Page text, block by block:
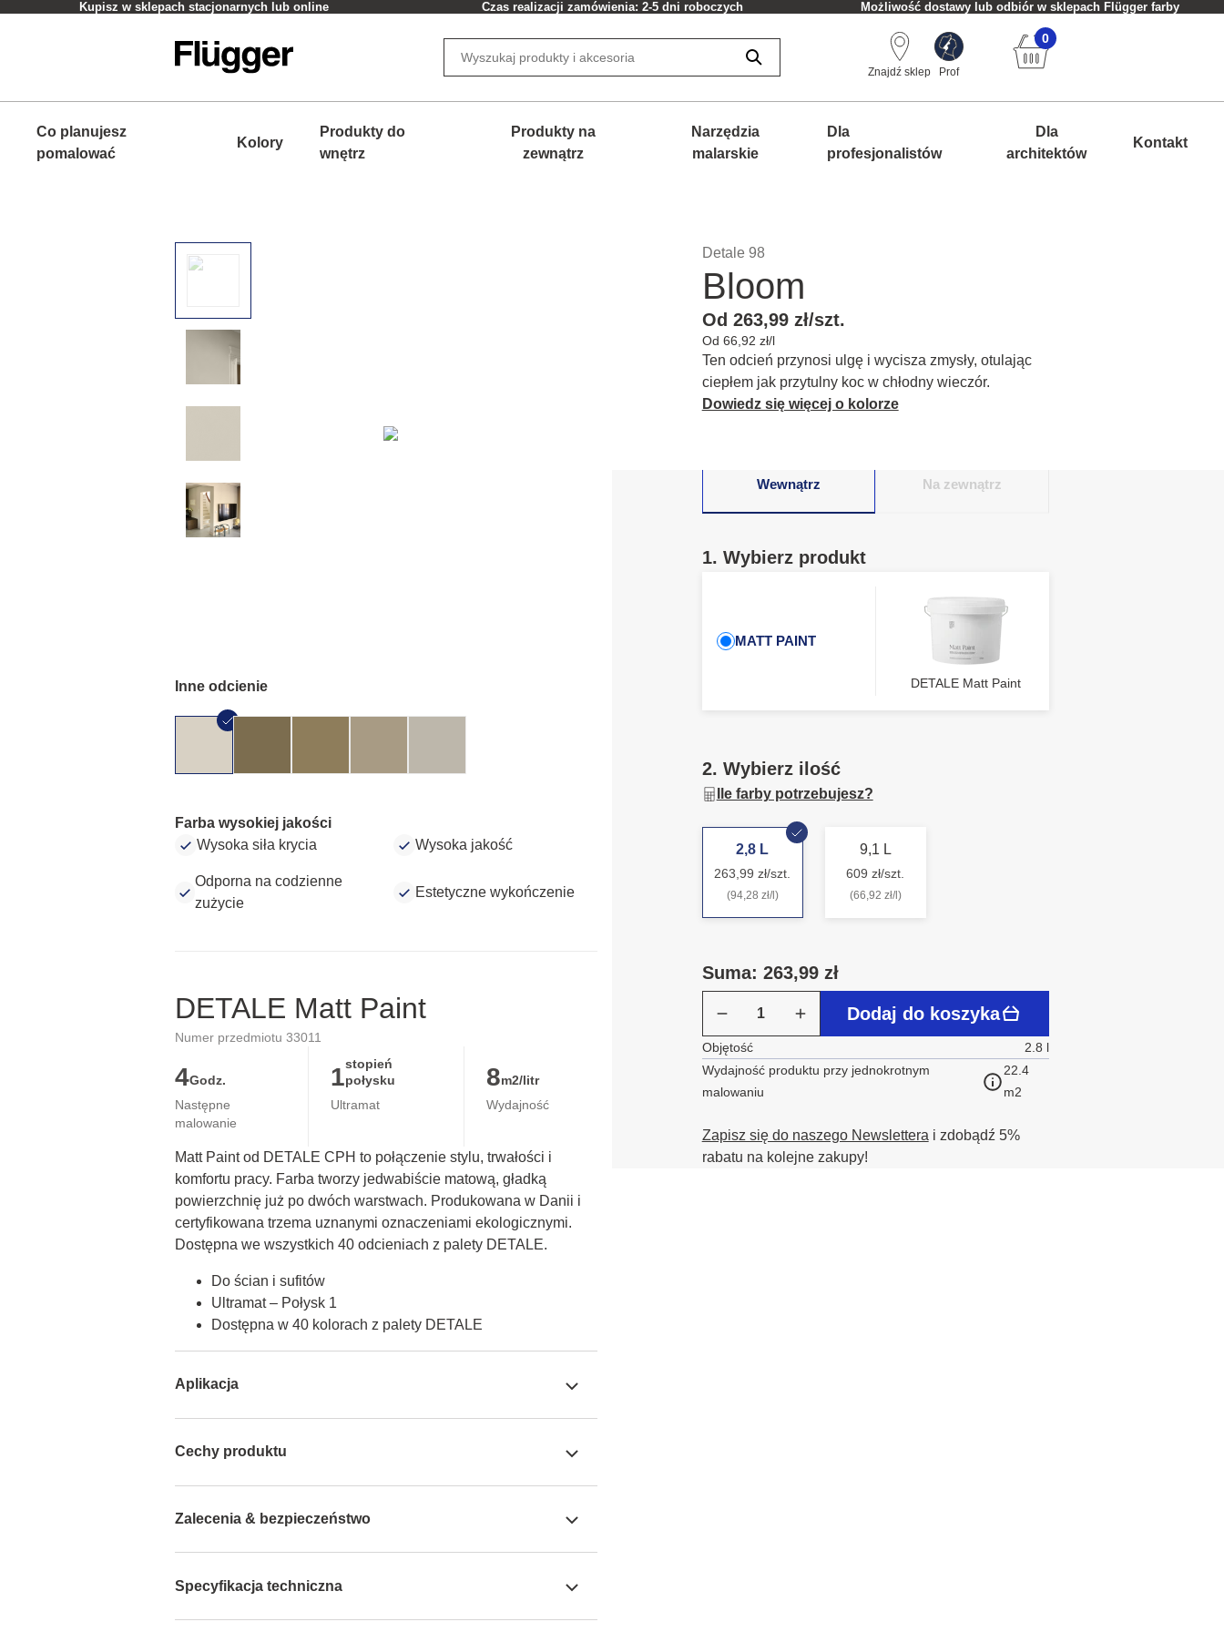
Kupisz w sklepach stacjonarnych lub online Czas realizacji zamówienia: 2-5 dni roboczych Możliwość dostawy lub odbiór w sklepach Flügger farby
Znajdź sklep Prof
0
Co planujesz
pomalować
Kolory
Produkty do
wnętrz
Produkty na
zewnątrz
Narzędzia
malarskie
Dla
profesjonalistów
Dla
architektów
Kontakt
Inne odcienie
Farba wysokiej jakości
Wysoka siła krycia
Wysoka jakość
Odporna na codzienne
zużycie
Estetyczne wykończenie
DETALE Matt Paint
Numer przedmiotu 33011
4Godz.
Następne
malowanie
1stopień
połysku
Ultramat
8m2/litr
Wydajność
Matt Paint od DETALE CPH to połączenie stylu, trwałości i
komfortu pracy. Farba tworzy jedwabiście matową, gładką
powierzchnię już po dwóch warstwach. Produkowana w Danii i
certyfikowana trzema uznanymi oznaczeniami ekologicznymi.
Dostępna we wszystkich 40 odcieniach z palety DETALE.
Do ścian i sufitów
Ultramat – Połysk 1
Dostępna w 40 kolorach z palety DETALE
Aplikacja
Cechy produktu
Zalecenia & bezpieczeństwo
Specyfikacja techniczna
Detale 98
Bloom
Od 263,99 zł/szt.
Od 66,92 zł/l
Ten odcień przynosi ulgę i wycisza zmysły, otulając
ciepłem jak przytulny koc w chłodny wieczór.
Dowiedz się więcej o kolorze
Wewnątrz Na zewnątrz
1. Wybierz produkt
MATT PAINT
DETALE Matt Paint
2. Wybierz ilość
Ile farby potrzebujesz?
2,8 L
263,99 zł/szt.
(94,28 zł/l)
9,1 L
609 zł/szt.
(66,92 zł/l)
Suma: 263,99 zł
Dodaj do koszyka
Objętość
2.8 l
Wydajność produktu przy jednokrotnym
malowaniu
22.4
m2
Zapisz się do naszego Newslettera i zdobądź 5%
rabatu na kolejne zakupy!